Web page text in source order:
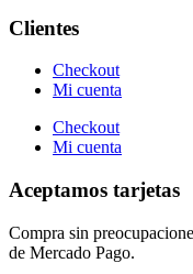
Clientes
Checkout
Mi cuenta
Checkout
Mi cuenta
Aceptamos tarjetas
Compra sin
de Mercado Pago.